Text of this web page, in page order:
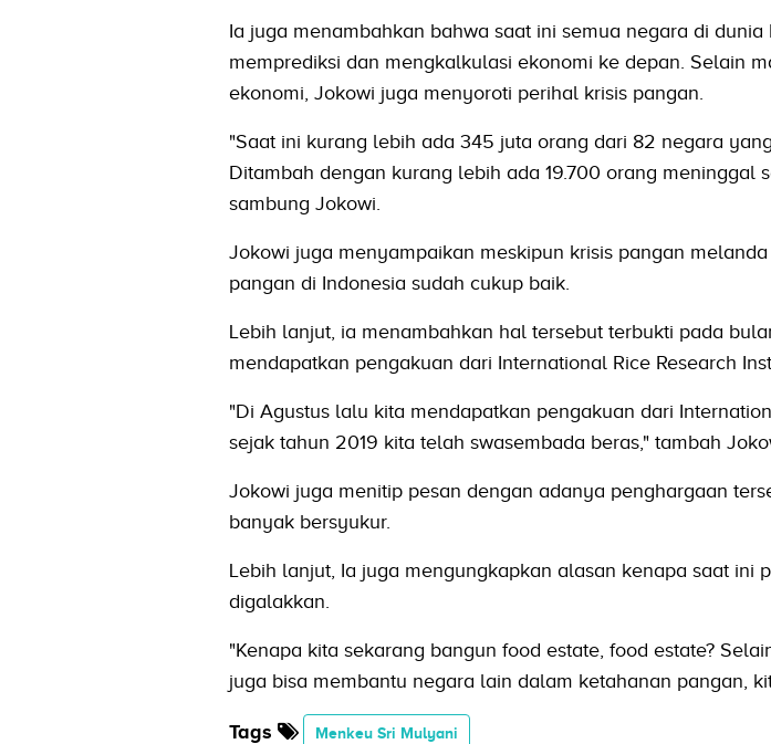
Ia juga menambahkan bahwa saat ini semua negara di
memprediksi dan mengkalkulasi ekonomi ke depan. Selain
ekonomi, Jokowi juga menyoroti perihal krisis pangan.
"Saat ini kurang lebih ada 345 juta orang dari 82 negara
Ditambah dengan kurang lebih ada 19.700 orang meninggal
sambung Jokowi.
Jokowi juga menyampaikan meskipun krisis pangan
pangan di Indonesia sudah cukup baik.
Lebih lanjut, ia menambahkan hal tersebut terbukti pada
mendapatkan pengakuan dari International Rice Research
"Di Agustus lalu kita mendapatkan pengakuan dari
sejak tahun 2019 kita telah swasembada beras," tambah
Jokowi juga menitip pesan dengan adanya penghargaan
banyak bersyukur.
Lebih lanjut, Ia juga mengungkapkan alasan kenapa saat ini
digalakkan.
"Kenapa kita sekarang bangun food estate, food estate?
juga bisa membantu negara lain dalam ketahanan pangan,
Tags Menkeu Sri Mulyani